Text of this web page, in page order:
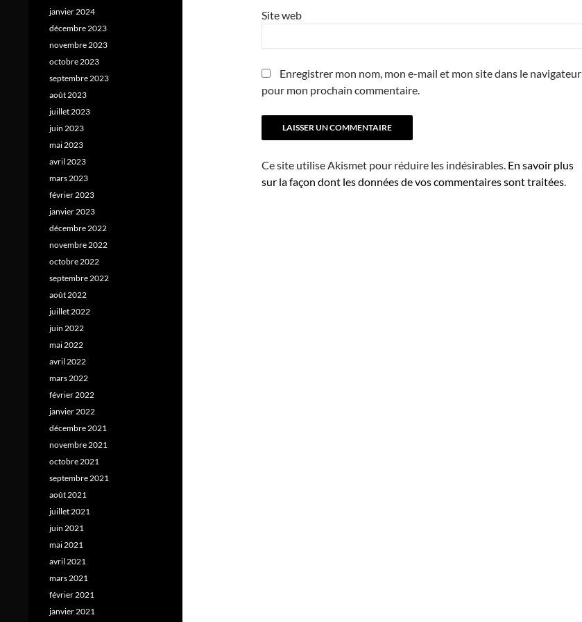
Site web
Enregistrer mon nom, mon e-mail et mon site dans le navigateur
pour mon prochain commentaire.
Ce site utilise Akismet pour réduire les indésirables. En savoir plus
sur la façon dont les données de vos commentaires sont traitées.
janvier 2024
décembre 2023
novembre 2023
octobre 2023
septembre 2023
août 2023
juillet 2023
juin 2023
mai 2023
avril 2023
mars 2023
février 2023
janvier 2023
décembre 2022
novembre 2022
octobre 2022
septembre 2022
août 2022
juillet 2022
juin 2022
mai 2022
avril 2022
mars 2022
février 2022
janvier 2022
décembre 2021
novembre 2021
octobre 2021
septembre 2021
août 2021
juillet 2021
juin 2021
mai 2021
avril 2021
mars 2021
février 2021
janvier 2021